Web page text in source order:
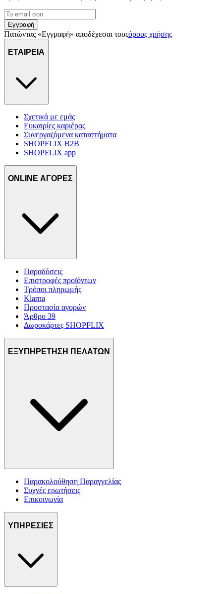
Εγγραφή
Πατώντας «Εγγραφή» αποδέχεσαι τουςόρους χρήσης
ΕΤΑΙΡΕΙΑ
Σχετικά με εμάς
Ευκαιρίες καριέρας
Συνεργαζόμενα καταστήματα
SHOPFLIX B2B
SHOPFLIX app
ONLINE ΑΓΟΡΕΣ
Παραδόσεις
Επιστροφές προϊόντων
Τρόποι πληρωμής
Klarna
Προστασία αγορών
Άρθρο 39
Δωροκάρτες SHOPFLIX
ΕΞΥΠΗΡΕΤΗΣΗ ΠΕΛΑΤΩΝ
Παρακολούθηση Παραγγελίας
Συχνές ερωτήσεις
Επικοινωνία
ΥΠΗΡΕΣΙΕΣ